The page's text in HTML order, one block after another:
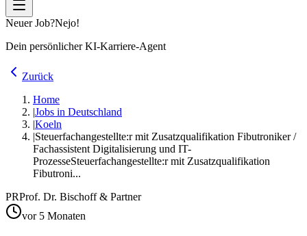
Neuer Job?Nejo!
Dein persönlicher KI-Karriere-Agent
Zurück
Home
|Jobs in Deutschland
|Koeln
|Steuerfachangestellte:r mit Zusatzqualifikation Fibutroniker /
Fachassistent Digitalisierung und IT-
ProzesseSteuerfachangestellte:r mit Zusatzqualifikation
Fibutroni...
PRProf. Dr. Bischoff & Partner
vor 5 Monaten